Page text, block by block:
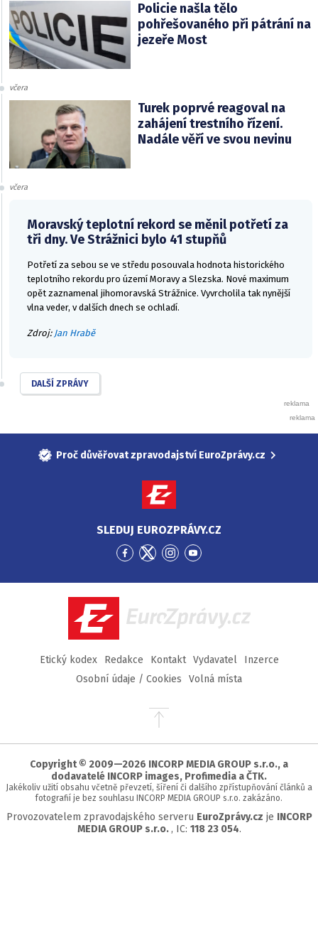
Policie našla tělo
pohřešovaného při pátrání na
jezeře Most
včera
Turek poprvé reagoval na
zahájení trestního řízení.
Nadále věří ve svou nevinu
včera
Moravský teplotní rekord se měnil potřetí za
tři dny. Ve Strážnici bylo 41 stupňů
Potřetí za sebou se ve středu posouvala hodnota historického
teplotního rekordu pro území Moravy a Slezska. Nové maximum
opět zaznamenal jihomoravská Strážnice. Vyvrcholila tak nynější
vlna veder, v dalších dnech se ochladí.
Zdroj: Jan Hrabě
DALŠÍ ZPRÁVY
Proč důvěřovat zpravodajství EuroZprávy.cz
SLEDUJ EUROZPRÁVY.CZ
Přejít
Facebook
Přejít
Twitter
Přejít
Instagram
Přejít
YouTube
EuroZprávy.cz
Etický kodex Redakce Kontakt Vydavatel
Inzerce
Osobní údaje / Cookies
Volná místa
Přejít
stránky
Copyright © 2009—2026 INCORP MEDIA GROUP s.r.o., a
dodavatelé INCORP images, Profimedia a ČTK.
Jakékoliv užití obsahu včetně převzetí, šíření či dalšího zpřístupňování článků a
fotografií je bez souhlasu INCORP MEDIA GROUP s.r.o. zakázáno.
Provozovatelem zpravodajského serveru EuroZprávy.cz je INCORP
MEDIA GROUP s.r.o. , IC: 118 23 054.